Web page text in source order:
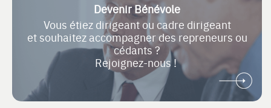
Devenir Bénévole
Vous étiez dirigeant ou cadre dirigeant
et souhaitez accompagner des repreneurs ou
cédants ?
Rejoignez-nous !